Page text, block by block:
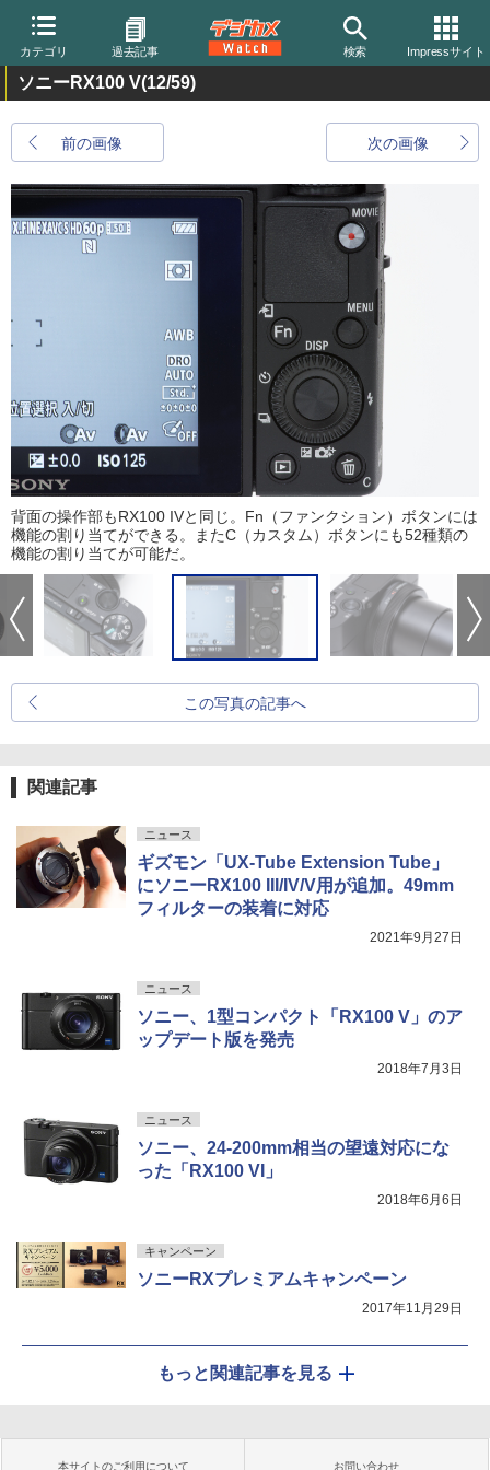
カテゴリ 過去記事 検索 Impressサイト
ソニーRX100 V(12/59)
前の画像 次の画像
背面の操作部もRX100 IVと同じ。Fn（ファンクション）ボタンには
機能の割り当てができる。またC（カスタム）ボタンにも52種類の
機能の割り当てが可能だ。
この写真の記事へ
関連記事
ニュース
ギズモン「UX-Tube Extension Tube」
にソニーRX100 III/IV/V用が追加。49mm
フィルターの装着に対応
2021年9月27日
ニュース
ソニー、1型コンパクト「RX100 V」のア
ップデート版を発売
2018年7月3日
ニュース
ソニー、24-200mm相当の望遠対応にな
った「RX100 VI」
2018年6月6日
キャンペーン
ソニーRXプレミアムキャンペーン
2017年11月29日
もっと関連記事を見る
本サイトのご利用について お問い合わせ